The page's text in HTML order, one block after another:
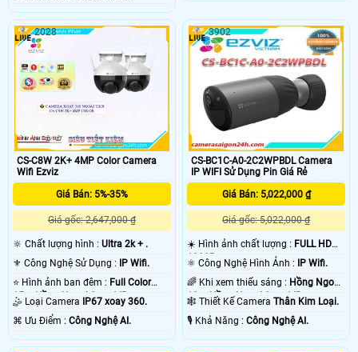
CS-C8W 2K+ 4MP Color Camera
Wifi Ezviz
Giá Bán: 5%-35%
Giá gốc: 2,647,000 ₫
🔆 Chất lượng hình : Ultra 2k + .
⚜️ Công Nghệ Sử Dụng : IP Wifi.
⭐ Hình ảnh ban đêm : Full Color
15m Hồng Ngoại Smart IR.
🤹 Loại Camera IP67 xoay 360.
️⌘ Ưu Điểm : Công Nghệ AI.
2028
CS-BC1C-A0-2C2WPBDL Camera
IP WIFI Sử Dụng Pin Giá Rẻ
Giá Bán: 5,022,000 ₫
Giá gốc: 5,022,000 ₫
☀️ Hình ảnh chất lượng : FULL HD
1080P .
⚛️ Công Nghệ Hình Ảnh : IP Wifi.
🌈 Khi xem thiếu sáng : Hồng Ngoại
10m Hồng Ngoại Smart IR.
🕸️ Thiết Kế CameraThân Kim Loại.
️🎙 Khả Năng :Công Nghệ AI.
3902